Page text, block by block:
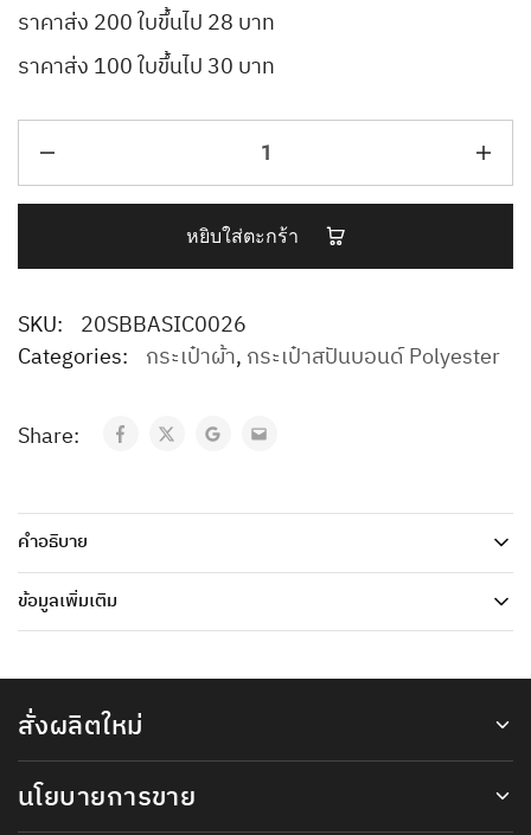
ราคาส่ง 200 ใบขึ้นไป 28 บาท
ราคาส่ง 100 ใบขึ้นไป 30 บาท
หยิบใส่ตะกร้า
SKU: 20SBBASIC0026
Categories: กระเป๋าผ้า, กระเป๋าสปันบอนด์ Polyester
Share:
คำอธิบาย
ข้อมูลเพิ่มเติม
สั่งผลิตใหม่
นโยบายการขาย